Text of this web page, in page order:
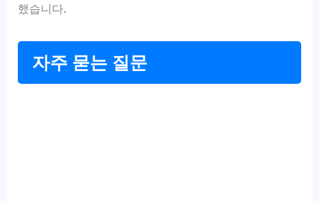
했습니다.
자주 묻는 질문